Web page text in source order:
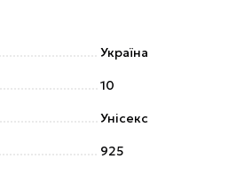
Україна
10
Унісекс
925